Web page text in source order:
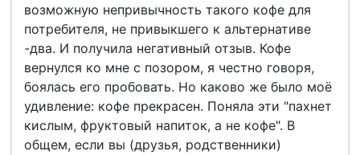
возможную непривычность такого кофе для
потребителя, не привыкшего к альтернативе
-два. И получила негативный отзыв. Кофе
вернулся ко мне с позором, я честно говоря,
боялась его пробовать. Но каково же было моё
удивление: кофе прекрасен. Поняла эти "пахнет
кислым, фруктовый напиток, а не кофе". В
общем, если вы (друзья, родственники)